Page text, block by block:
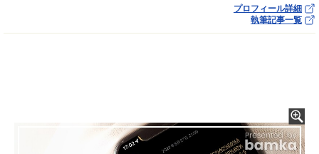
プロフィール詳細
執筆記事一覧